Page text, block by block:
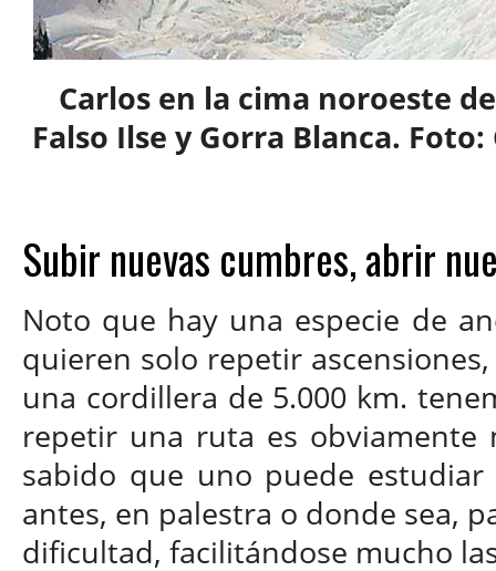
Carlos en la cima noroeste
Falso Ilse y Gorra Blanca.
Subir nuevas cumbres, abrir
Noto que hay una especie de
quieren solo repetir
una cordillera de 5.000 km.
repetir una ruta es obviamente
sabido que uno puede
antes, en palestra o donde sea,
dificultad, facilitándose mucho